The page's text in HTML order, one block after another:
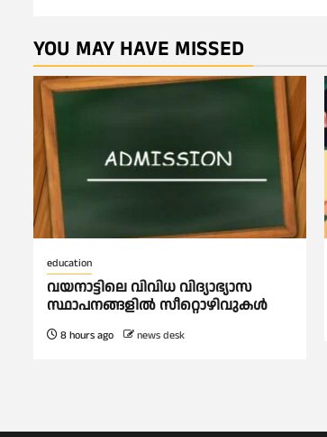
YOU MAY HAVE MISSED
education
വയനാട്ടിലെ വിവിധ വിദ്യാഭ്യാസ
സ്ഥാപനങ്ങളിൽ സീറ്റൊഴിവുകൾ
8 hours ago news desk